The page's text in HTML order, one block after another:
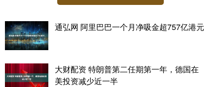
通弘网 阿里巴巴一个月净吸金超757亿港元
大财配资 特朗普第二任期第一年，德国在
美投资减少近一半